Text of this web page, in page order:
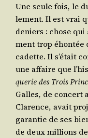
Une seule fois, le
le­ment. Il est vrai
deniers : chose
ment trop éhon­tée
cadette. Il s’é­tait
une affaire que
que­rie des Trois
Galles, de concert
Cla­rence, avait
garan­tie de ses
de deux mil­lions